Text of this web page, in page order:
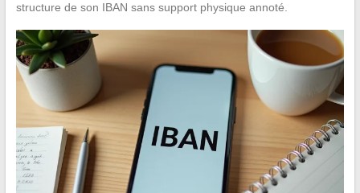
structure de son IBAN sans support physique annoté.